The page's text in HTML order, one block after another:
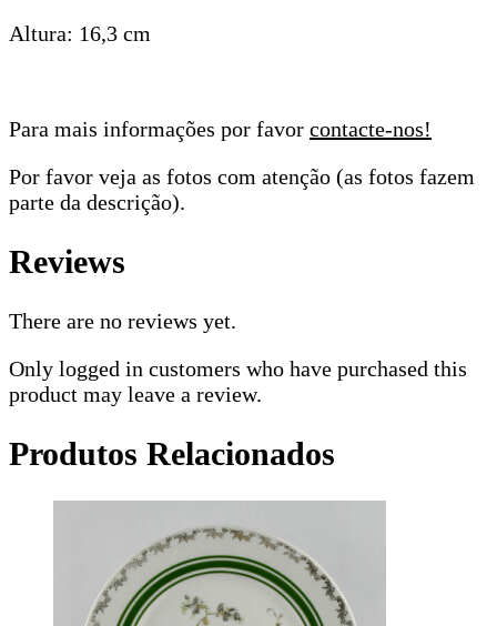
Altura: 16,3 cm
Para mais informações por favor contacte-nos!
Por favor veja as fotos com atenção (as fotos fazem
parte da descrição).
Reviews
There are no reviews yet.
Only logged in customers who have purchased this
product may leave a review.
Produtos Relacionados